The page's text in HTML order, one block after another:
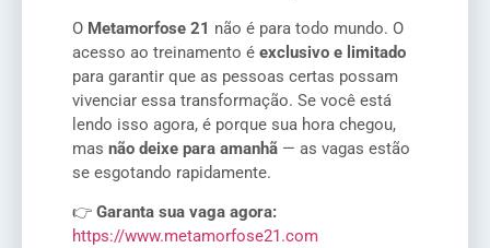
O Metamorfose 21 não é para todo mundo. O
acesso ao treinamento é exclusivo e limitado
para garantir que as pessoas certas possam
vivenciar essa transformação. Se você está
lendo isso agora, é porque sua hora chegou,
mas não deixe para amanhã — as vagas estão
se esgotando rapidamente.
👉 Garanta sua vaga agora:
https://www.metamorfose21.com